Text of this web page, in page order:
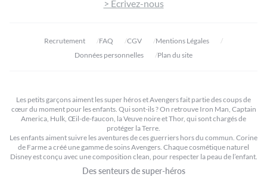
> Écrivez-nous
Recrutement FAQ CGV
Mentions Légales
Données personnelles
Plan du site
Les petits garçons aiment les super héros et Avengers fait partie des coups de
cœur du moment pour les enfants. Qui sont-ils ? On retrouve Iron Man, Captain
America, Hulk, Œil-de-faucon, la Veuve noire et Thor, qui sont chargés de
protéger la Terre.
Les enfants aiment suivre les aventures de ces guerriers hors du commun. Corine
de Farme a créé une gamme de soins Avengers. Chaque cosmétique naturel
Disney est conçu avec une composition clean, pour respecter la peau de l’enfant.
Des senteurs de super-héros